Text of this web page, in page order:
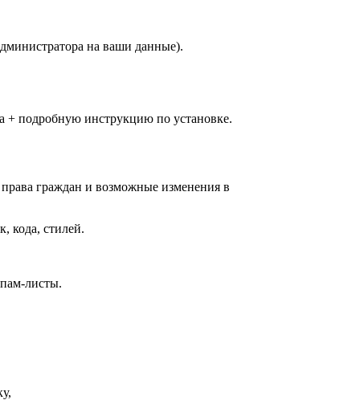
на ваши данные).
+ подробную инструкцию по установке.
права граждан и возможные изменения в
кода, стилей.
листы.